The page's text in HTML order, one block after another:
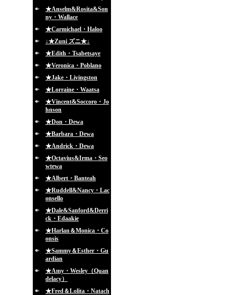
★Anselm&Rosita&Son
ny・Wallace
★Carmichael・Haloo
↓★Zuni ズニ★↓
★Edith・Tsabetsaye
★Veronica・Poblano
★Jake・Livingston
★Lorraine・Waatsa
★Vincent&Soccoro・Jo
hnson
★Don・Dewa
★Barbara・Dewa
★Andrick・Dewa
★Octavius&Irma・Seo
wtewa
★Albert・Banteah
★Ruddell&Nancy・Lac
onsello
★Dale&Sanford&Derri
ck・Edaakie
★Harlan＆Monica・Co
onsis
★Sammy＆Esther・Gu
ardian
★Amy・Wesley（Quan
delacy）
★Fred＆Lolita・Natach